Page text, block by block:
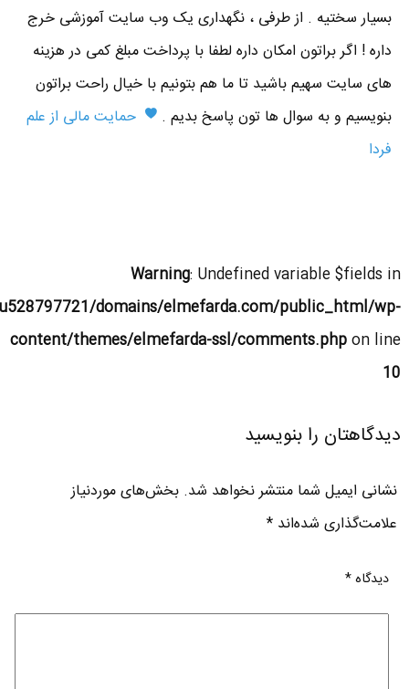
بسیار سختیه . از طرفی ، نگهداری یک وب سایت آموزشی خرج
داره ! اگر براتون امکان داره لطفا با پرداخت مبلغ کمی در هزینه
های سایت سهیم باشید تا ما هم بتونیم با خیال راحت براتون
بنویسیم و به سوال ها تون پاسخ بدیم .
حمایت مالی از علم
فردا
Warning: Undefined variable $fields in
domains/elmefarda.com/public_html/wp-
content/themes/elmefarda-ssl/comments.phpon line
10
دیدگاهتان را بنویسید
نشانی ایمیل شما منتشر نخواهد شد. بخش‌های موردنیاز
علامت‌گذاری شده‌اند*
دیدگاه*